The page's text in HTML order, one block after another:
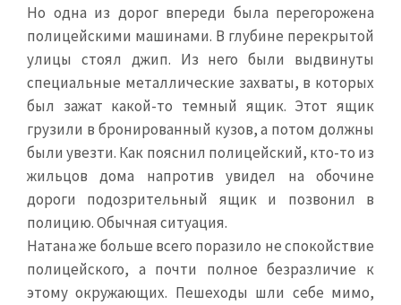
Но одна из дорог впереди была перегорожена
полицейскими машинами. В глубине перекрытой
улицы стоял джип. Из него были выдвинуты
специальные металлические захваты, в которых
был зажат какой-то темный ящик. Этот ящик
грузили в бронированный кузов, а потом должны
были увезти. Как пояснил полицейский, кто-то из
жильцов дома напротив увидел на обочине
дороги подозрительный ящик и позвонил в
полицию. Обычная ситуация.
Натана же больше всего поразило не спокойствие
полицейского, а почти полное безразличие к
этому окружающих. Пешеходы шли себе мимо,